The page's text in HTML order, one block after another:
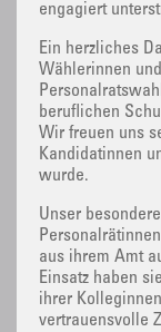
engagiert
Ein herzliches
Wählerinnen
beruflichen
Wir freuen uns
Kandidatinnen
wurde.
Unser
aus ihrem Amt
Einsatz haben
ihrer
vertrauensvolle